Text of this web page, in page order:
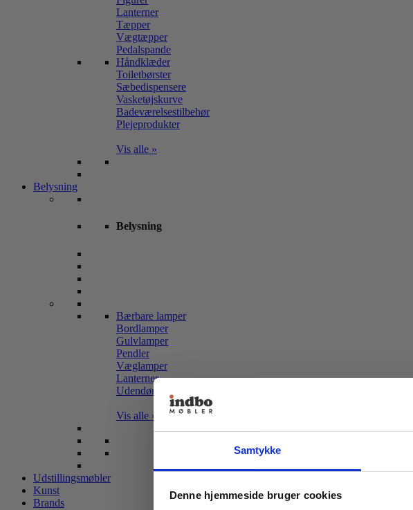
Samtykke
Denne hjemmeside bruger cookies
Lanterner
Tæpper
Vægtæpper
Pedalspande
Håndklæder
Toiletbørster
Sæbedispensere
Vasketøjskurve
Badeværelsestilbehør
Plejeprodukter
Vis alle »
Belysning
Belysning
Bærbare lamper
Bordlamper
Gulvlamper
Pendler
Væglamper
Lanterner
Udendørslamper
Vis alle »
Udstillingsmøbler
Kunst
Brands